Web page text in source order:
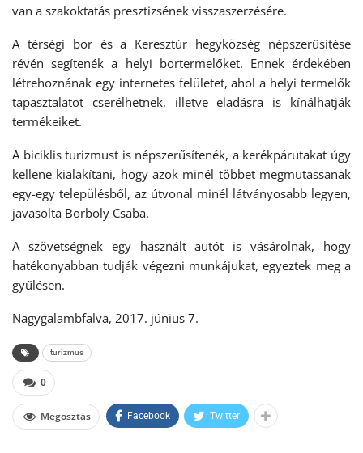
van a szakoktatás presztizsének visszaszerzésére.
A térségi bor és a Keresztúr hegyközség népszerűsítése
révén segítenék a helyi bortermelőket. Ennek érdekében
létrehoznának egy internetes felületet, ahol a helyi termelők
tapasztalatot cserélhetnek, illetve eladásra is kínálhatják
termékeiket.
A biciklis turizmust is népszerűsítenék, a kerékpárutakat úgy
kellene kialakítani, hogy azok minél többet megmutassanak
egy-egy településből, az útvonal minél látványosabb legyen,
javasolta Borboly Csaba.
A szövetségnek egy használt autót is vásárolnak, hogy
hatékonyabban tudják végezni munkájukat, egyeztek meg a
gyűlésen.
Nagygalambfalva, 2017. június 7.
turizmus
0
Megosztás Facebook Twitter